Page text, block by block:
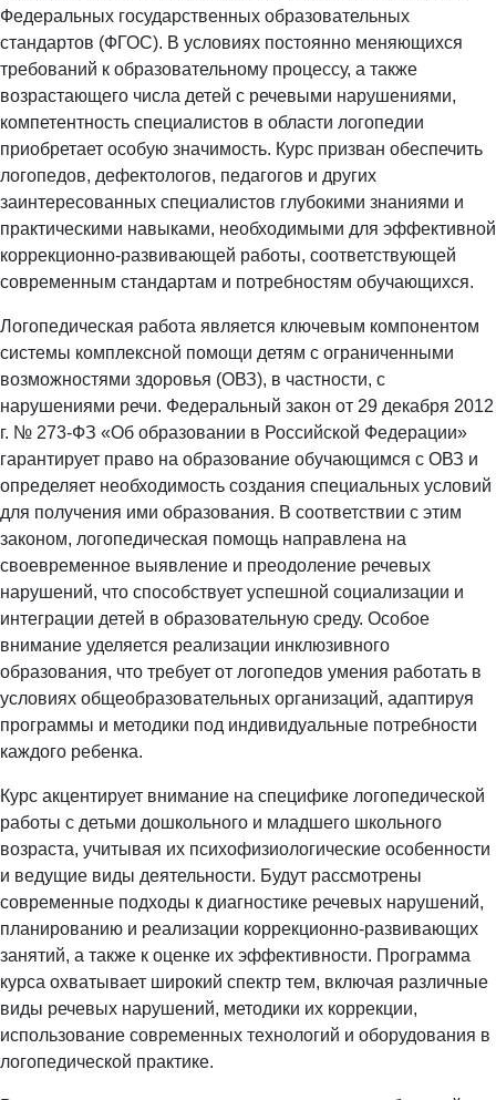
Федеральных государственных образовательных
стандартов (ФГОС). В условиях постоянно меняющихся
требований к образовательному процессу, а также
возрастающего числа детей с речевыми нарушениями,
компетентность специалистов в области логопедии
приобретает особую значимость. Курс призван обеспечить
логопедов, дефектологов, педагогов и других
заинтересованных специалистов глубокими знаниями и
практическими навыками, необходимыми для эффективной
коррекционно-развивающей работы, соответствующей
современным стандартам и потребностям обучающихся.
Логопедическая работа является ключевым компонентом
системы комплексной помощи детям с ограниченными
возможностями здоровья (ОВЗ), в частности, с
нарушениями речи. Федеральный закон от 29 декабря 2012
г. № 273-ФЗ «Об образовании в Российской Федерации»
гарантирует право на образование обучающимся с ОВЗ и
определяет необходимость создания специальных условий
для получения ими образования. В соответствии с этим
законом, логопедическая помощь направлена на
своевременное выявление и преодоление речевых
нарушений, что способствует успешной социализации и
интеграции детей в образовательную среду. Особое
внимание уделяется реализации инклюзивного
образования, что требует от логопедов умения работать в
условиях общеобразовательных организаций, адаптируя
программы и методики под индивидуальные потребности
каждого ребенка.
Курс акцентирует внимание на специфике логопедической
работы с детьми дошкольного и младшего школьного
возраста, учитывая их психофизиологические особенности
и ведущие виды деятельности. Будут рассмотрены
современные подходы к диагностике речевых нарушений,
планированию и реализации коррекционно-развивающих
занятий, а также к оценке их эффективности. Программа
курса охватывает широкий спектр тем, включая различные
виды речевых нарушений, методики их коррекции,
использование современных технологий и оборудования в
логопедической практике.